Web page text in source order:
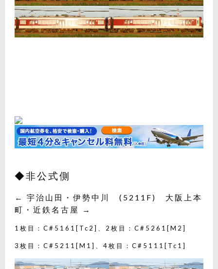
◆非公式側
← 宇治山田・伊勢中川 (5211F) 大阪上本
町・近鉄名古屋 →
1枚目：C#5161[Tc2]、2枚目：C#5261[M2]
3枚目：C#5211[M1]、4枚目：C#5111[Tc1]